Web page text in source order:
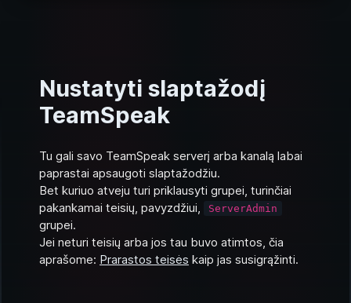
Nustatyti slaptažodį
TeamSpeak
Tu gali savo TeamSpeak serverį arba kanalą labai
paprastai apsaugoti slaptažodžiu.
Bet kuriuo atveju turi priklausyti grupei, turinčiai
pakankamai teisių, pavyzdžiui,
ServerAdmin
grupei.
Jei neturi teisių arba jos tau buvo atimtos, čia
aprašome: Prarastos teisės kaip jas susigrąžinti.